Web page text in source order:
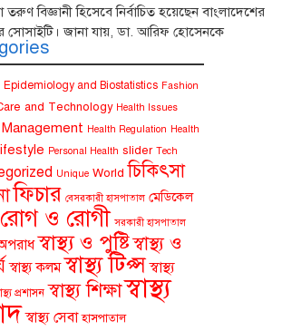
বিজ্ঞানী হিসেবে নির্বাচিত হয়েছেন বাংলাদেশের
সোসাইটি। জানা যায়, ডা. আরিফ হোসেনকে
Epidemiology and Biostatistics Fashion
and Technology Health Issues
Health Regulation Health
Personal Health slider Tech
Unique World চিকিৎসা
ফিচার বেসরকারী হাসপাতাল মেডিকেল
রোগ ও রোগী সরকারী হাসপাতাল
অপরাধ স্বাস্থ্য ও পুষ্টিস্বাস্থ্য ও
স্বাস্থ্য কলম স্বাস্থ্য টিপ্স স্বাস্থ্য
প্রশাসন স্বাস্থ্য শিক্ষাস্বাস্থ্য
স্বাস্থ্য সেবা হাসপাতাল